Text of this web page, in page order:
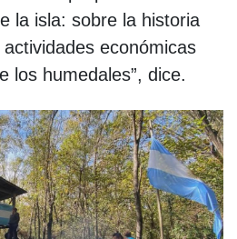
la isla: sobre la historia
económicas
los humedales”, dice.